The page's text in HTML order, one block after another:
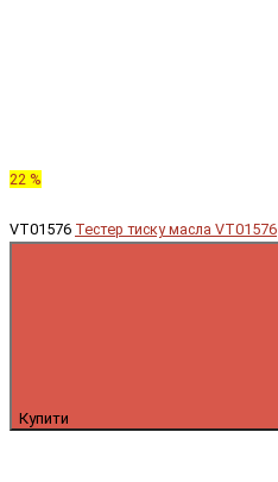
22 %
VT01576 Тестер тиску масла VT01576
Купити